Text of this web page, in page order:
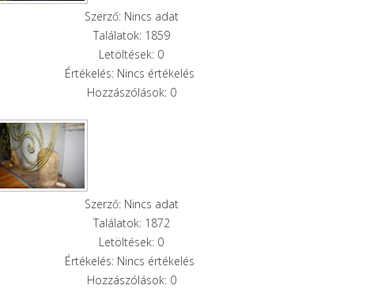
Szerző: Nincs adat
Találatok: 1859
Letöltések: 0
Értékelés: Nincs értékelés
Hozzászólások: 0
Szerző: Nincs adat
Találatok: 1872
Letöltések: 0
Értékelés: Nincs értékelés
Hozzászólások: 0